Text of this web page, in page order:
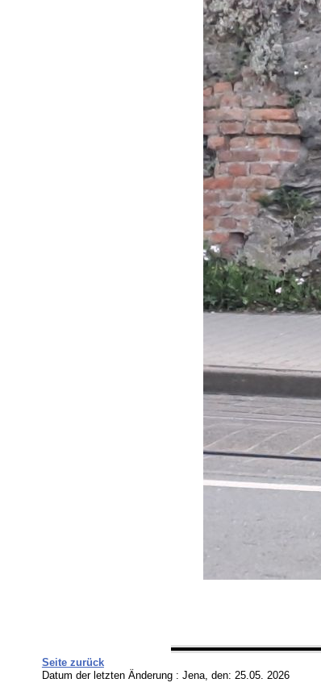
Seite zurück
Datum der letzten Änderung : Jena, den: 25.05. 2026